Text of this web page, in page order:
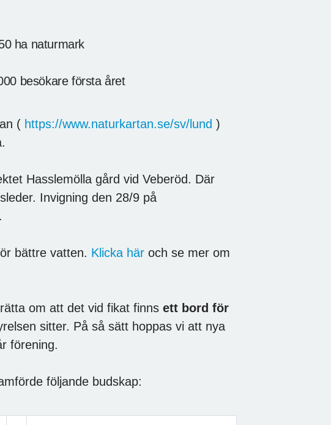
ha naturmark
besökare första året
( https://www.naturkartan.se/sv/lund )
Hasslemölla gård vid Veberöd. Där
Invigning den 28/9 på
bättre vatten. Klicka här och se mer om
om att det vid fikat finns ett bord för
sitter. På så sätt hoppas vi att nya
förening.
följande budskap: